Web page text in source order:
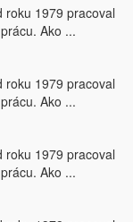
roku 1979 pracoval
Ako ...
roku 1979 pracoval
Ako ...
roku 1979 pracoval
Ako ...